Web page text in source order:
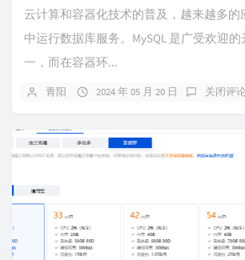
云计算和容器化技术的普及，越来越多的
中运行数据库服务。MySQL 是广受欢迎
一，而在容器环...
青阳 2024 年 05 月 20 日 关闭评论